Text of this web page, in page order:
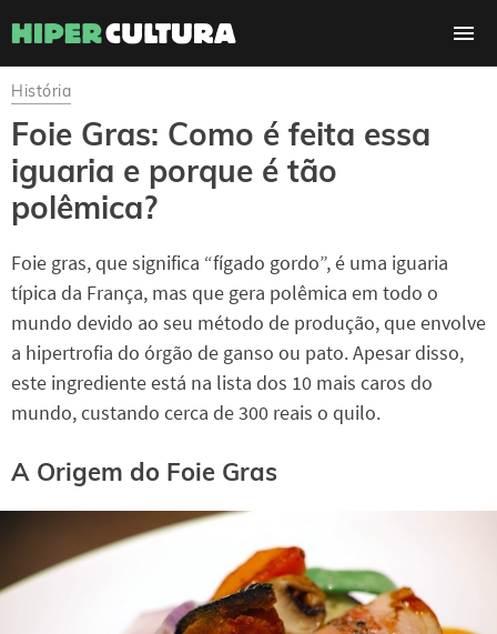
História
Foie Gras: Como é feita essa
iguaria e porque é tão
polêmica?
Foie gras, que significa “fígado gordo”, é uma iguaria
típica da França, mas que gera polêmica em todo o
mundo devido ao seu método de produção, que envolve
a hipertrofia do órgão de ganso ou pato. Apesar disso,
este ingrediente está na lista dos 10 mais caros do
mundo, custando cerca de 300 reais o quilo.
A Origem do Foie Gras